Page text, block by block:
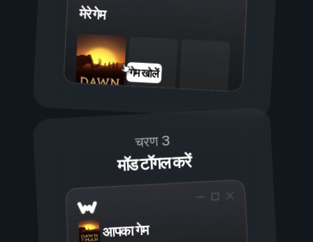
मेरे गेम
गेम खोलें
चरण 3
मॉड टॉगल करें
आपका गेम